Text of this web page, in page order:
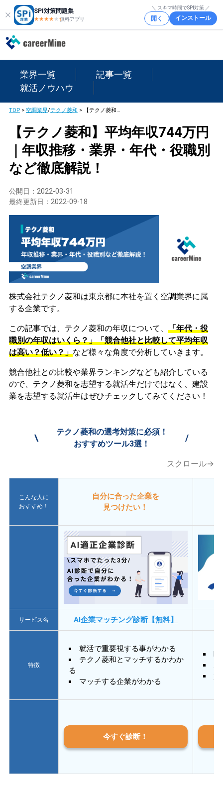
SPI対策問題集
★★★★ ★★
無料アプリ
＼ スキマ時間でSPI対策 ／
開く インストール
業界一覧
記事一覧
就活ノウハウ
TOP> 空調業界/テクノ菱和 > 【テクノ菱和】平均年収744万円｜年収推移・業界・年代・役職別など徹底解説！
【テクノ菱和】平均年収744万円
｜年収推移・業界・年代・役職別
など徹底解説！
公開日： 2022-03-31
最終更新日： 2022-09-18
株式会社テクノ菱和は東京都に本社を置く空調業界に属
する企業です。
この記事では、テクノ菱和の年収について、 「年代・役
職別の年収はいくら？」「競合他社と比較して平均年収
は高い？低い？」など様々な角度で分析していきます。
競合他社との比較や業界ランキングなども紹介している
ので、テクノ菱和を志望する就活生だけではなく、建設
業を志望する就活生はぜひチェックしてみてください！
\
テクノ菱和の選考対策に必須！
おすすめツール3選！
/
スクロール→
こんな人に
おすすめ！
自分に合った企業を
見つけたい！
サービス名 AI企業マッチング診断【無料】
特徴
就活で重要視する事がわかる
テクノ菱和とマッチするかわか
る
マッチする企業がわかる
質
今すぐ診断！